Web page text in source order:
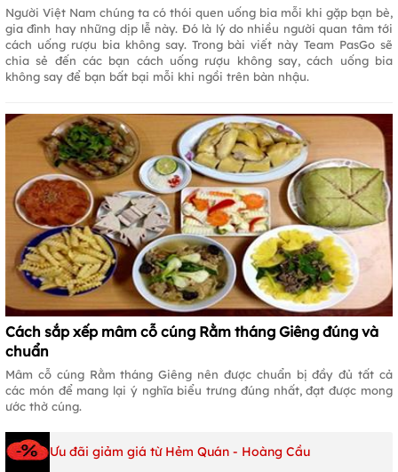
Người Việt Nam chúng ta có thói quen uống bia mỗi khi gặp bạn bè,
gia đình hay những dịp lễ này. Đó là lý do nhiều người quan tâm tới
cách uống rượu bia không say. Trong bài viết này Team PasGo sẽ
chia sẻ đến các bạn cách uống rượu không say, cách uống bia
không say để bạn bất bại mỗi khi ngồi trên bàn nhậu.
Cách sắp xếp mâm cỗ cúng Rằm tháng Giêng đúng và
chuẩn
Mâm cỗ cúng Rằm tháng Giêng nên được chuẩn bị đầy đủ tất cả
các món để mang lại ý nghĩa biểu trưng đúng nhất, đạt được mong
ước thờ cúng.
Ưu đãi giảm giá từ Hẻm Quán - Hoàng Cầu